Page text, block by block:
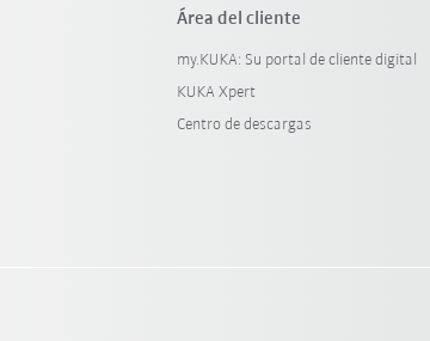
Área del cliente
my.KUKA: Su portal de cliente digital
KUKA Xpert
Centro de descargas